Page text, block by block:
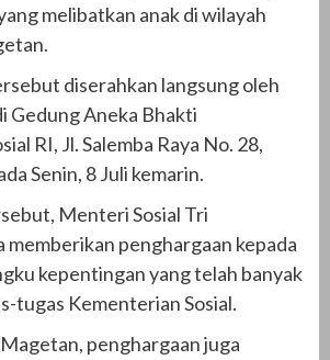
melibatkan anak di wilayah
diserahkan langsung oleh
Gedung Aneka Bhakti
RI, Jl. Salemba Raya No. 28,
Senin, 8 Juli kemarin.
Menteri Sosial Tri
memberikan penghargaan kepada
kepentingan yang telah banyak
tugas Kementerian Sosial.
penghargaan juga